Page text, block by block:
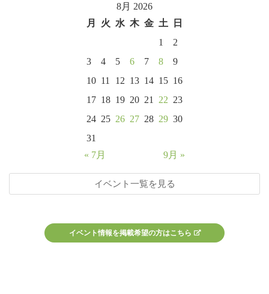
8月 2026
月
火 水 木 金 土
日
1
2
3
4 5 6 7 8
9
10 11 12 13 14 15 16
17 18 19 20 21 22 23
24 25 26 27 28 29 30
31
« 7月
9月 »
イベント一覧を見る
イベント情報を掲載希望の方はこちら